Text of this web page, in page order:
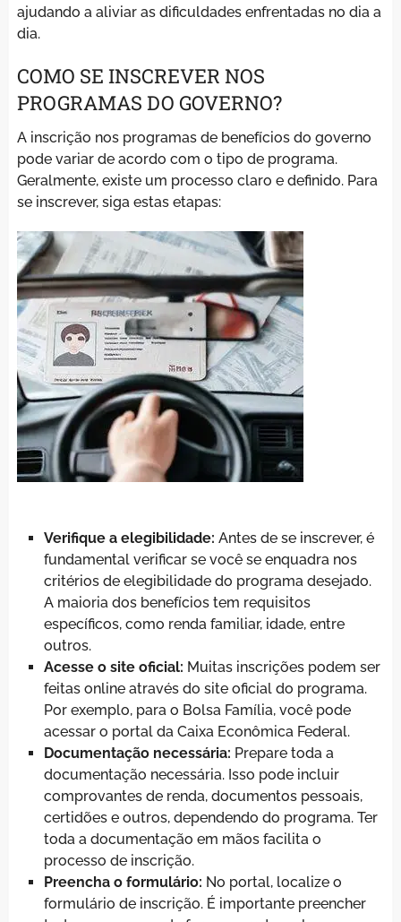
ajudando a aliviar as dificuldades enfrentadas no dia a
dia.
COMO SE INSCREVER NOS
PROGRAMAS DO GOVERNO?
A inscrição nos programas de benefícios do governo
pode variar de acordo com o tipo de programa.
Geralmente, existe um processo claro e definido. Para
se inscrever, siga estas etapas:
Verifique a elegibilidade: Antes de se inscrever, é
fundamental verificar se você se enquadra nos
critérios de elegibilidade do programa desejado.
A maioria dos benefícios tem requisitos
específicos, como renda familiar, idade, entre
outros.
Acesse o site oficial: Muitas inscrições podem ser
feitas online através do site oficial do programa.
Por exemplo, para o Bolsa Família, você pode
acessar o portal da Caixa Econômica Federal.
Documentação necessária: Prepare toda a
documentação necessária. Isso pode incluir
comprovantes de renda, documentos pessoais,
certidões e outros, dependendo do programa. Ter
toda a documentação em mãos facilita o
processo de inscrição.
Preencha o formulário: No portal, localize o
formulário de inscrição. É importante preencher